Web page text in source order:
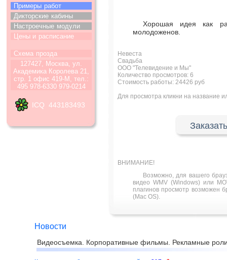
Примеры работ
Дикторские кабины
Настроечные модули
Цены и расписание
Схема прозда
127427, Москва, ул.
Академика Королева 21,
стр. 1 офис 419-М, тел.:
495 978-6330 979-0214
ICQ 443183493
Хорошая идея как
молодоженов.
Невеста
Свадьба
ООО "Телевидение и Мы"
Количество просмотров: 6
Стоимость работы: 24426 руб
Для просмотра кликни на название
ВНИМАНИЕ!
Возможно, для вашего
видео WMV (Windows) или
плагинов просмотр возможен
(Mac OS).
Новости
Видеосъемка. Корпоративные фильмы. Рекламные